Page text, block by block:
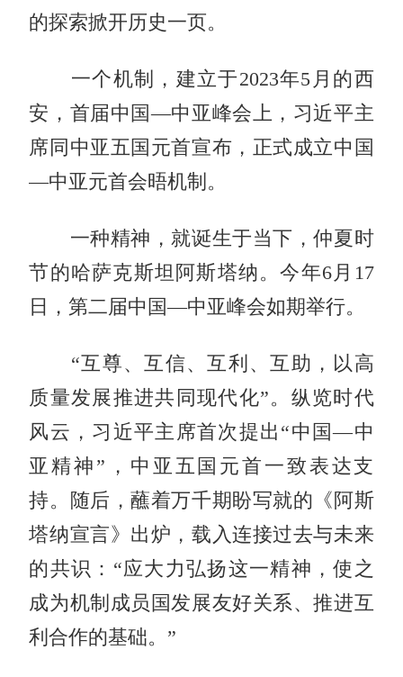
的探索掀开历史一页。
一个机制，建立于2023年5月的西
安，首届中国—中亚峰会上，习近平主
席同中亚五国元首宣布，正式成立中国
—中亚元首会晤机制。
一种精神，就诞生于当下，仲夏时
节的哈萨克斯坦阿斯塔纳。今年6月17
日，第二届中国—中亚峰会如期举行。
“互尊、互信、互利、互助，以高
质量发展推进共同现代化”。纵览时代
风云，习近平主席首次提出“中国—中
亚精神”，中亚五国元首一致表达支
持。随后，蘸着万千期盼写就的《阿斯
塔纳宣言》出炉，载入连接过去与未来
的共识：“应大力弘扬这一精神，使之
成为机制成员国发展友好关系、推进互
利合作的基础。”